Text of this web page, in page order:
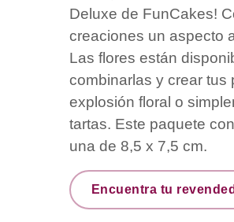
Deluxe de FunCakes!
creaciones un aspecto
Las flores están
combinarlas y crear tus
explosión floral o
tartas. Este paquete
una de 8,5 x 7,5 cm.
Encuentra tu